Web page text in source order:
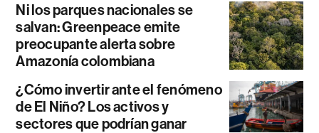
Ni los parques nacionales se
salvan: Greenpeace emite
preocupante alerta sobre
Amazonía colombiana
¿Cómo invertir ante el fenómeno
de El Niño? Los activos y
sectores que podrían ganar